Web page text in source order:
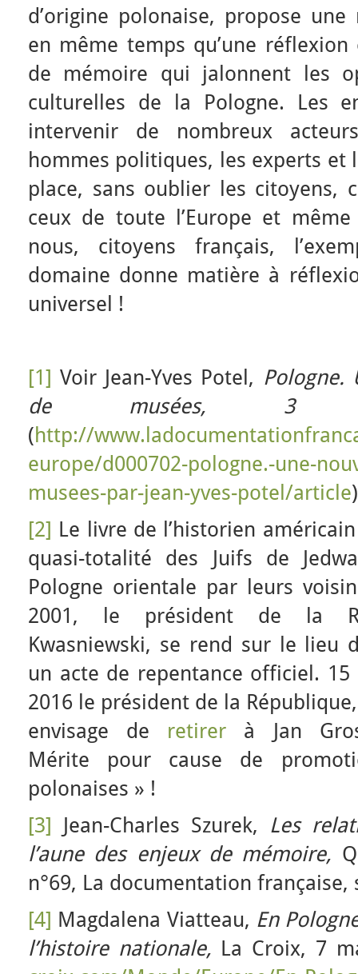
d’origine polonaise, propose
en même temps qu’une
de mémoire qui jalonnent les
culturelles de la Pologne. Les
intervenir de nombreux
hommes politiques, les experts
place, sans oublier les citoyens,
ceux de toute l’Europe et
nous, citoyens français,
domaine donne matière à
universel !
[1] Voir Jean-Yves Potel, Pologne.
de musées, 3
(http://
europe/d000702-pologne.-une-
musees-par-jean-yves-potel/article)
[2] Le livre de l’historien
quasi-totalité des Juifs de
Pologne orientale par leurs
2001, le président de la
Kwasniewski, se rend sur le lieu
un acte de repentance officiel.
2016 le président de la
envisage de retirer à Jan
Mérite pour cause de
polonaises » !
[3] Jean-Charles Szurek, Les
l’aune des enjeux de mémoire,
n°69, La documentation
[4] Magdalena Viatteau, En
l’histoire nationale, La Croix, 7